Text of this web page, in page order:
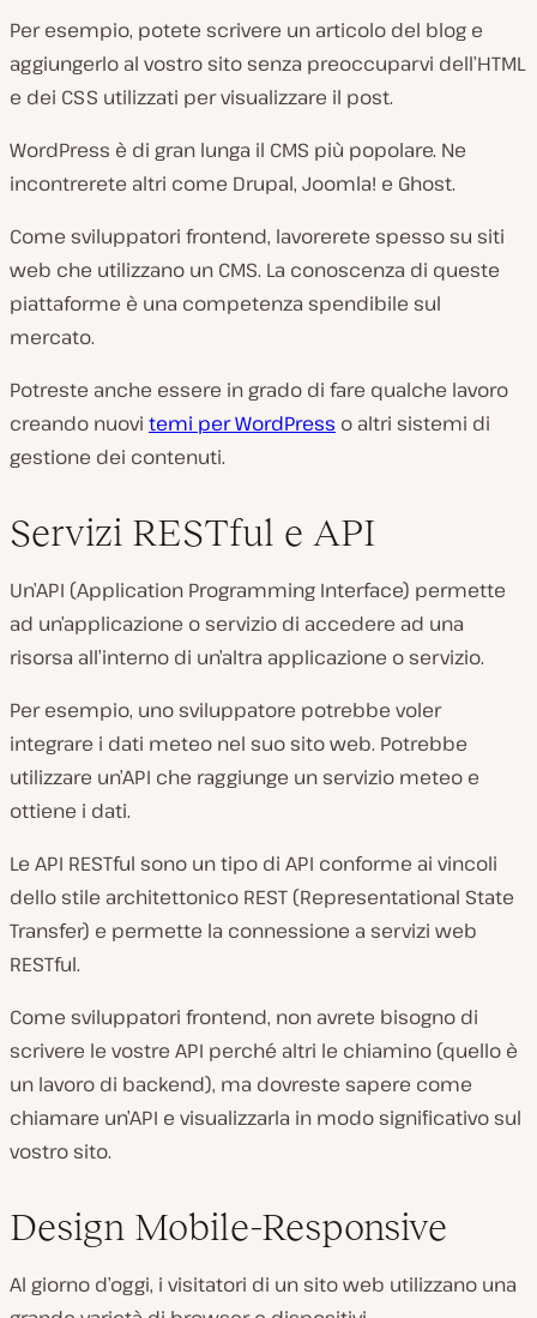
Per esempio, potete scrivere un articolo del blog e
aggiungerlo al vostro sito senza preoccuparvi dell’HTML
e dei CSS utilizzati per visualizzare il post.
WordPress è di gran lunga il CMS più popolare. Ne
incontrerete altri come Drupal, Joomla! e Ghost.
Come sviluppatori frontend, lavorerete spesso su siti
web che utilizzano un CMS. La conoscenza di queste
piattaforme è una competenza spendibile sul
mercato.
Potreste anche essere in grado di fare qualche lavoro
creando nuovi temi per WordPress o altri sistemi di
gestione dei contenuti.
Servizi RESTful e API
Un’API (Application Programming Interface) permette
ad un’applicazione o servizio di accedere ad una
risorsa all’interno di un’altra applicazione o servizio.
Per esempio, uno sviluppatore potrebbe voler
integrare i dati meteo nel suo sito web. Potrebbe
utilizzare un’API che raggiunge un servizio meteo e
ottiene i dati.
Le API RESTful sono un tipo di API conforme ai vincoli
dello stile architettonico REST (Representational State
Transfer) e permette la connessione a servizi web
RESTful.
Come sviluppatori frontend, non avrete bisogno di
scrivere le vostre API perché altri le chiamino (quello è
un lavoro di backend), ma dovreste sapere come
chiamare un’API e visualizzarla in modo significativo sul
vostro sito.
Design Mobile-Responsive
Al giorno d’oggi, i visitatori di un sito web utilizzano una